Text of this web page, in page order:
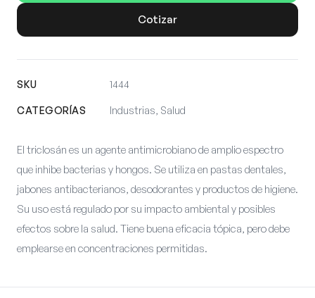
Cotizar
SKU 1444
CATEGORÍAS Industrias, Salud
El triclosán es un agente antimicrobiano de amplio espectro
que inhibe bacterias y hongos. Se utiliza en pastas dentales,
jabones antibacterianos, desodorantes y productos de higiene.
Su uso está regulado por su impacto ambiental y posibles
efectos sobre la salud. Tiene buena eficacia tópica, pero debe
emplearse en concentraciones permitidas.